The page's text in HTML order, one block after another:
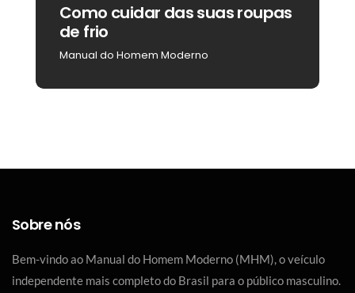
Como cuidar das suas roupas
de frio
Manual do Homem Moderno
Sobre nós
Bem-vindo ao Manual do Homem Moderno (MHM), o veículo
independente mais completo do Brasil para o público masculino.